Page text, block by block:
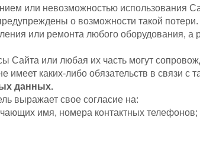
или невозможностью использования
о возможности такой
или ремонта любого оборудования,
Сайта или любая их часть могут
имеет каких-либо обязательств в связи с
данных.
выражает свое согласие на:
имя, номера контактных телефонов;